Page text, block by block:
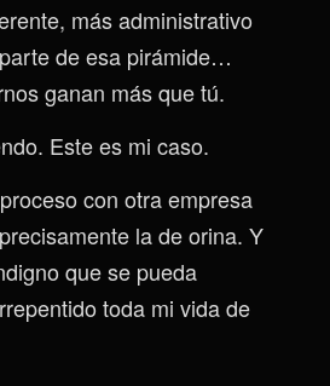
más administrativo
de esa pirámide…
ganan más que tú.
Este es mi caso.
con otra empresa
la de orina. Y
que se pueda
toda mi vida de